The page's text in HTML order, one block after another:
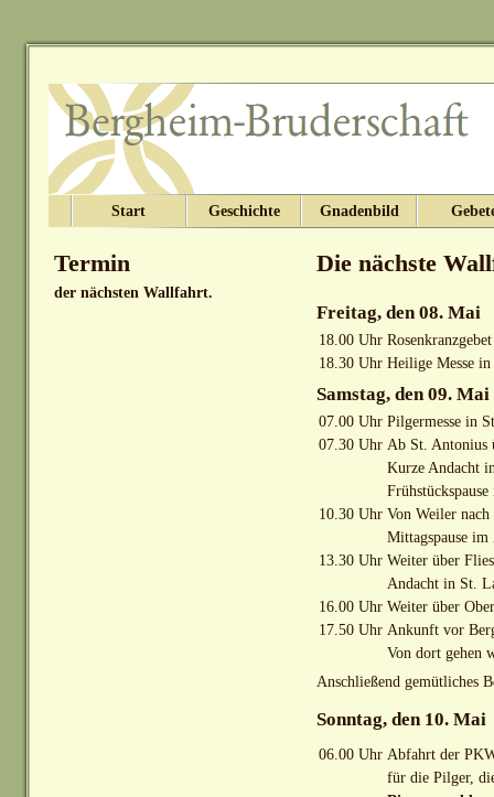
Start Geschichte Gnadenbild
Termin
der nächsten Wallfahrt.
Die nächste
Freitag, den 08. Mai
18.00 Uhr
18.30 Uhr Heilige Messe
Samstag, den 09. Mai
07.00 Uhr Pilgermesse in
07.30 Uhr Ab St. Antonius
Kurze Andacht
10.30 Uhr Von Weiler
Mittagspause
13.30 Uhr Weiter über
Andacht in St.
16.00 Uhr Weiter über
17.50 Uhr Ankunft vor
Von dort gehen
Anschließend gemütliches
Sonntag, den 10. Mai
06.00 Uhr Abfahrt der
für die Pilger,